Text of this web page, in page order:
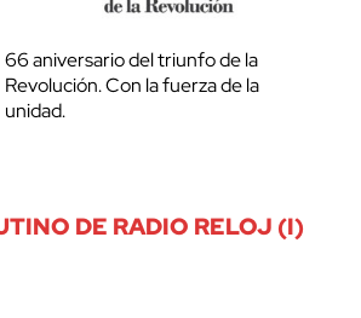
66 aniversario del triunfo de la
Revolución. Con la fuerza de la
unidad.
DE RADIO RELOJ (I)